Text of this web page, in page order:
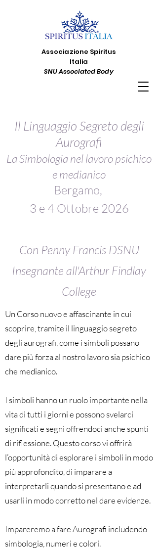
Associazione Spiritus
Italia
SNU Associated Body
Il Linguaggio Segreto degli
Aurografi
La Simbologia nel lavoro psichico
e medianico
Bergamo,
3 e 4 Ottobre 2026
Con Penny Francis DSNU
Insegnante all'Arthur Findlay
College
Un Corso nuovo e affascinante in cui
scoprire, tramite il linguaggio segreto
degli aurografi, come i simboli possano
dare più forza al nostro lavoro sia psichico
che medianico.
I simboli hanno un ruolo importante nella
vita di tutti i giorni e possono svelarci
significati e segni offrendoci anche spunti
di riflessione. Questo corso vi offrirà
l’opportunità di esplorare i simboli in modo
più approfondito, di imparare a
interpretarli quando si presentano e ad
usarli in modo corretto nel dare evidenze.
Impareremo a fare Aurografi includendo
simbologia, numeri e colori.